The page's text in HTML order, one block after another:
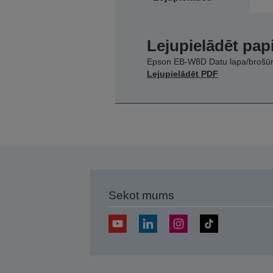
Lejupielādēt
Epson EB-W8D Datu lapa/
Lejupielādēt PDF
Sekot mums